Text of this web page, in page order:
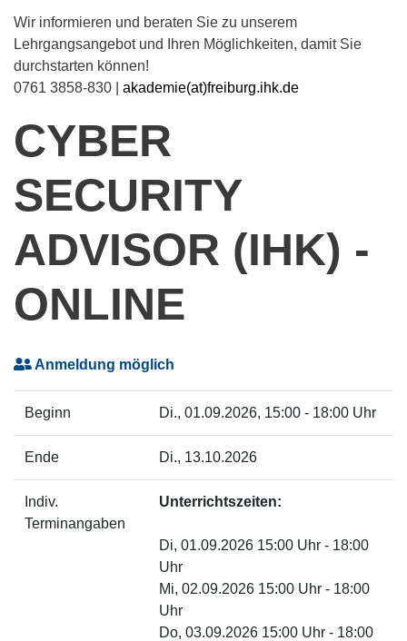
Wir informieren und beraten Sie zu unserem
Lehrgangsangebot und Ihren Möglichkeiten, damit Sie
durchstarten können!
0761 3858-830 | akademie(at)freiburg.ihk.de
CYBER
SECURITY
ADVISOR (IHK) -
ONLINE
Anmeldung möglich
Beginn Di., 01.09.2026, 15:00 - 18:00 Uhr
Ende Di., 13.10.2026
Indiv.
Terminangaben
Unterrichtszeiten:
Di, 01.09.2026 15:00 Uhr - 18:00
Uhr
Mi, 02.09.2026 15:00 Uhr - 18:00
Uhr
Do, 03.09.2026 15:00 Uhr - 18:00